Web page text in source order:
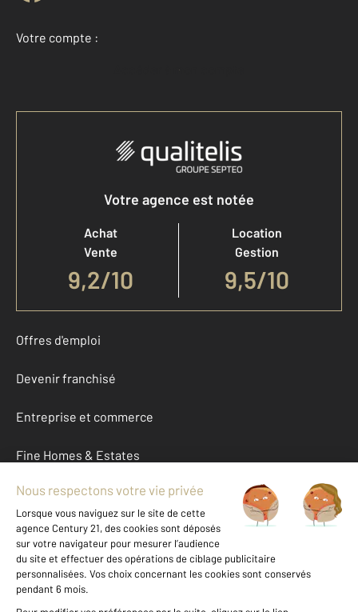
Votre compte :
Accéder à mon compte
Votre agence est notée
Achat
Vente
9,2/10
Location
Gestion
9,5/10
Offres d'emploi
Devenir franchisé
Entreprise et commerce
Fine Homes & Estates
À propos
International
Nous contacter